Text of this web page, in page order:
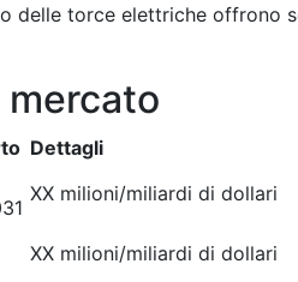
delle torce elettriche offrono
Dettagli
XX milioni/miliardi di dollari
XX milioni/miliardi di dollari